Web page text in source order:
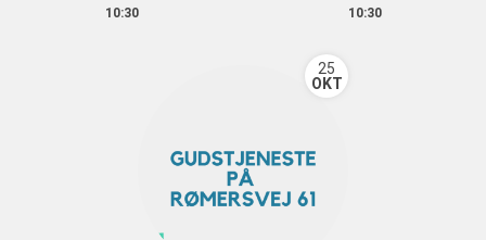
10:30 10:30
25
OKT